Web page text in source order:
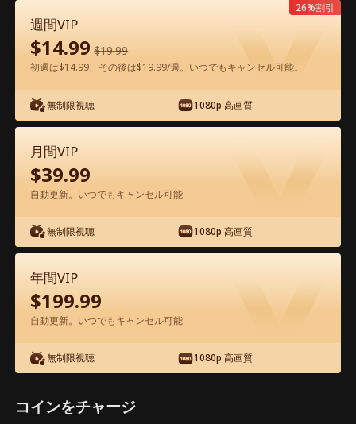
アプリ内で無料視聴可能
エピソード27 - 美しき秘書と億万長者の
秘密 映画フル
0-49 50-92
27 30
週間VIP
$14.99 $19.99
初週は$14.99、その後は$19.99/週。いつでもキャンセル可能。
無制限視聴 1080p 高画質
26%割引
月間VIP
$39.99
自動更新。いつでもキャンセル可能
無制限視聴 1080p 高画質
年間VIP
$199.99
自動更新。いつでもキャンセル可能
無制限視聴 1080p 高画質
コインをチャージ